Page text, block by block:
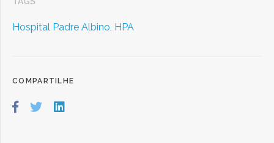
Hospital Padre Albino, HPA
COMPARTILHE